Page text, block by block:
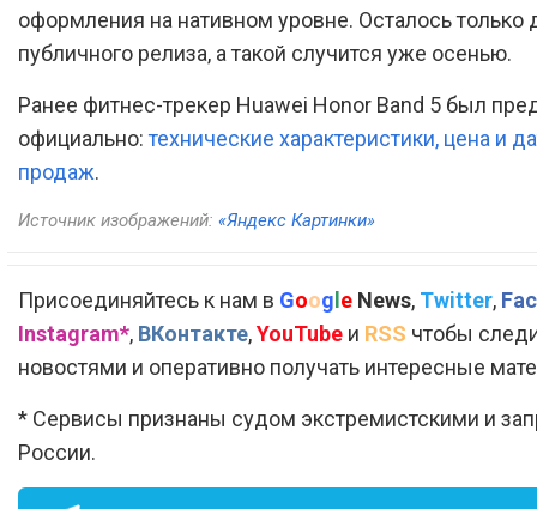
оформления на нативном уровне. Осталось только
публичного релиза, а такой случится уже осенью.
Ранее фитнес-трекер Huawei Honor Band 5 был
официально:технические характеристики, цена и
продаж.
Источник изображений: «Яндекс Картинки»
Присоединяйтесь к нам в Google News, Twitter,
Instagram*, ВКонтакте,YouTube и RSS чтобы
новостями и оперативно получать интересные
* Сервисы признаны судом экстремистскими и
России.